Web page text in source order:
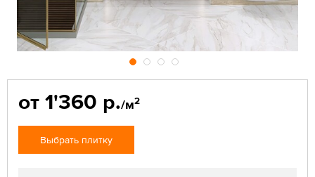
от 1'360 р./м2
Выбрать плитку